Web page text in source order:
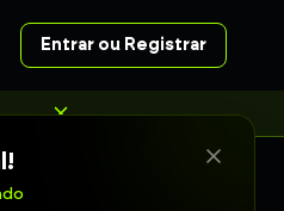
Entrar ou Registrar